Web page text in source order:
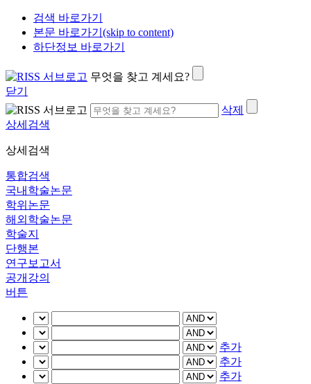
검색 바로가기
본문 바로가기(skip to content)
하단정보 바로가기
무엇을 찾고 계세요?
닫기
삭제
상세검색
상세검색
통합검색
국내학술논문
학위논문
해외학술논문
학술지
단행본
연구보고서
공개강의
버튼
추가
추가
추가